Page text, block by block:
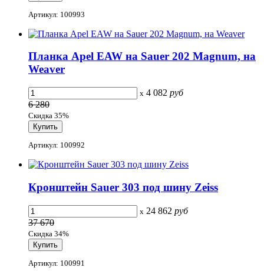
Артикул: 100993
Планка Apel EAW на Sauer 202 Magnum, на
Weaver
x 4 082 руб
6 280
Скидка 35%
Артикул: 100992
Кронштейн Sauer 303 под шину Zeiss
x 24 862 руб
37 670
Скидка 34%
Артикул: 100991